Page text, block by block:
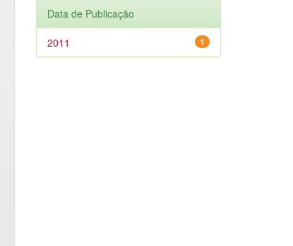
Data de Publicação
1
2011